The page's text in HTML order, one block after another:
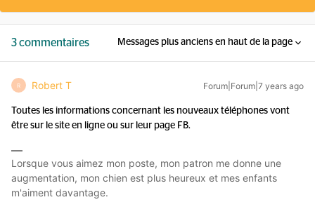
3 commentaires Messages plus anciens en haut de la page
R Robert T Forum|Forum|7 years ago
Toutes les informations concernant les nouveaux téléphones vont
être sur le site en ligne ou sur leur page FB.
Lorsque vous aimez mon poste, mon patron me donne une
augmentation, mon chien est plus heureux et mes enfants
m'aiment davantage.